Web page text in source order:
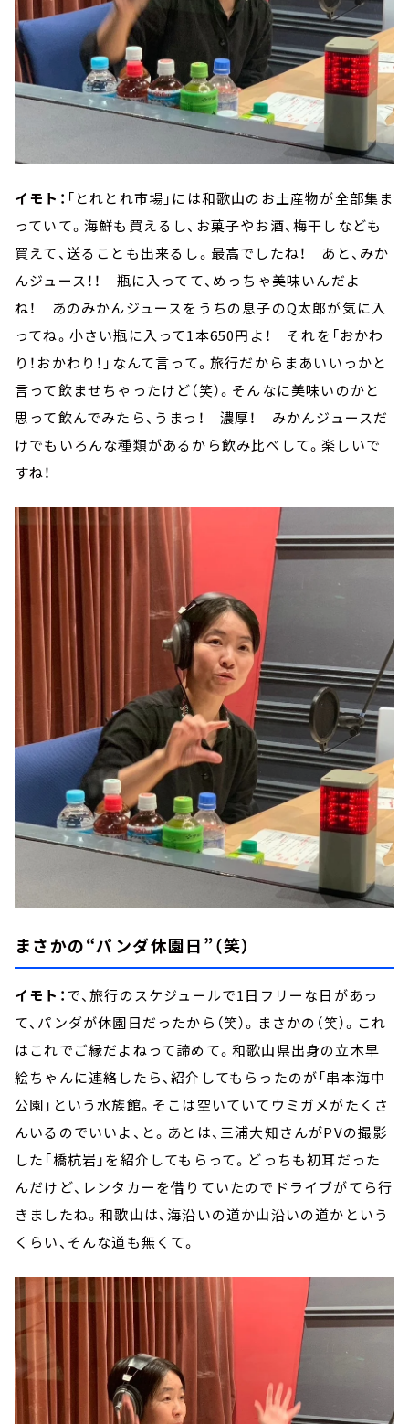
イモト： 「とれとれ市場」には和歌山のお土産物が全部集ま
っていて。海鮮も買えるし、お菓子やお酒、梅干しなども
買えて、送ることも出来るし。最高でしたね！ あと、みか
んジュース！！ 瓶に入ってて、めっちゃ美味いんだよ
ね！ あのみかんジュースをうちの息子のQ太郎が気に入
ってね。小さい瓶に入って1本650円よ！ それを「おかわ
り！おかわり！」なんて言って。旅行だからまあいいっかと
言って飲ませちゃったけど（笑）。そんなに美味いのかと
思って飲んでみたら、うまっ！ 濃厚！ みかんジュースだ
けでもいろんな種類があるから飲み比べして。楽しいで
すね！
まさかの“パンダ休園日”（笑）
イモト：で、旅行のスケジュールで1日フリーな日があっ
て、パンダが休園日だったから（笑）。まさかの（笑）。これ
はこれでご縁だよねって諦めて。和歌山県出身の立木早
絵ちゃんに連絡したら、紹介してもらったのが「串本海中
公園」という水族館。そこは空いていてウミガメがたくさ
んいるのでいいよ、と。あとは、三浦大知さんがPVの撮影
した「橋杭岩」を紹介してもらって。どっちも初耳だった
んだけど、レンタカーを借りていたのでドライブがてら行
きましたね。和歌山は、海沿いの道か山沿いの道かという
くらい、そんな道も無くて。